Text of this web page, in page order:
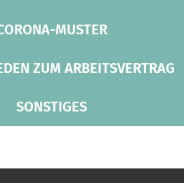
MUSTER
ZUM ARBEITSVERTRAG
SONSTIGES